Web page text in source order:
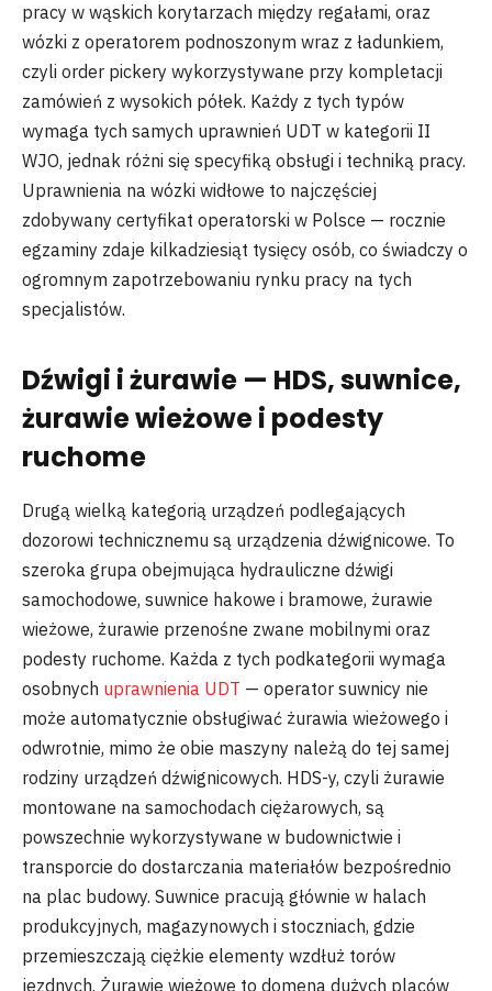
pracy w wąskich korytarzach między regałami, oraz
wózki z operatorem podnoszonym wraz z ładunkiem,
czyli order pickery wykorzystywane przy kompletacji
zamówień z wysokich półek. Każdy z tych typów
wymaga tych samych uprawnień UDT w kategorii II
WJO, jednak różni się specyfiką obsługi i techniką pracy.
Uprawnienia na wózki widłowe to najczęściej
zdobywany certyfikat operatorski w Polsce — rocznie
egzaminy zdaje kilkadziesiąt tysięcy osób, co świadczy o
ogromnym zapotrzebowaniu rynku pracy na tych
specjalistów.
Dźwigi i żurawie — HDS, suwnice,
żurawie wieżowe i podesty
ruchome
Drugą wielką kategorią urządzeń podlegających
dozorowi technicznemu są urządzenia dźwignicowe. To
szeroka grupa obejmująca hydrauliczne dźwigi
samochodowe, suwnice hakowe i bramowe, żurawie
wieżowe, żurawie przenośne zwane mobilnymi oraz
podesty ruchome. Każda z tych podkategorii wymaga
osobnych uprawnienia UDT — operator suwnicy nie
może automatycznie obsługiwać żurawia wieżowego i
odwrotnie, mimo że obie maszyny należą do tej samej
rodziny urządzeń dźwignicowych. HDS-y, czyli żurawie
montowane na samochodach ciężarowych, są
powszechnie wykorzystywane w budownictwie i
transporcie do dostarczania materiałów bezpośrednio
na plac budowy. Suwnice pracują głównie w halach
produkcyjnych, magazynowych i stoczniach, gdzie
przemieszczają ciężkie elementy wzdłuż torów
jezdnych. Żurawie wieżowe to domena dużych placów